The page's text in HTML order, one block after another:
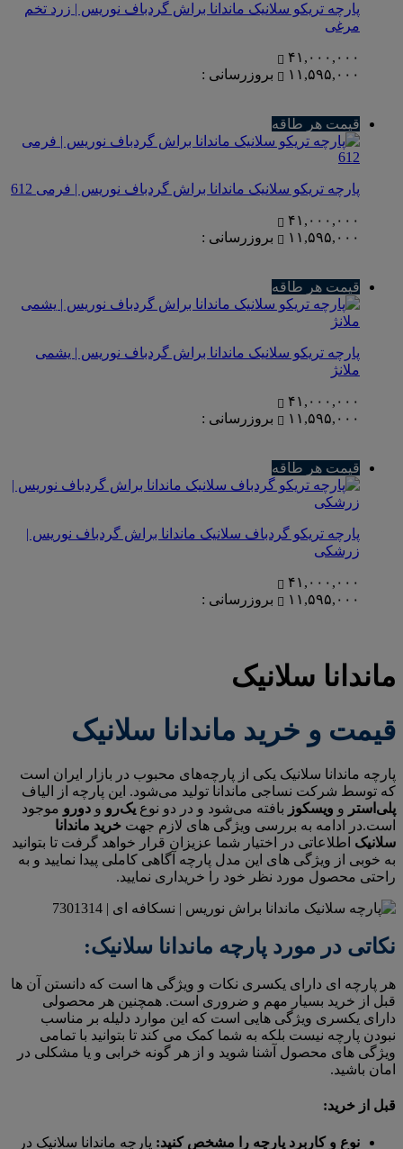
پارچه تریکو سلانیک ماندانا براش گردباف نوریس | زرد تخم
مرغی
۴۱,۰۰۰,۰۰۰
۱۱,۵۹۵,۰۰۰
بروزرسانی :
قیمت هر طاقه
پارچه تریکو سلانیک ماندانا براش گردباف نوریس | فرمی 612
۴۱,۰۰۰,۰۰۰
۱۱,۵۹۵,۰۰۰
بروزرسانی :
قیمت هر طاقه
پارچه تریکو سلانیک ماندانا براش گردباف نوریس | یشمی
ملانژ
۴۱,۰۰۰,۰۰۰
۱۱,۵۹۵,۰۰۰
بروزرسانی :
قیمت هر طاقه
پارچه تریکو گردباف سلانیک ماندانا براش گردباف نوریس |
زرشکی
۴۱,۰۰۰,۰۰۰
۱۱,۵۹۵,۰۰۰
بروزرسانی :
ماندانا سلانیک
قیمت و خرید ماندانا سلانیک
پارچه ماندانا سلانیک یکی از پارچه‌های محبوب در بازار ایران است
که توسط شرکت نساجی ماندانا تولید می‌شود. این پارچه از الیاف
پلی‌استر و ویسکوز بافته می‌شود و در دو نوع یک‌رو و دورو موجود
است.در ادامه به بررسی ویژگی های لازم جهت خرید ماندانا
سلانیک اطلاعاتی در اختیار شما عزیزان قرار خواهد گرفت تا بتوانید
به خوبی از ویژگی های این مدل پارچه آگاهی کاملی پیدا نمایید و به
راحتی محصول مورد نظر خود را خریداری نمایید.
نکاتی در مورد پارچه ماندانا سلانیک:
هر پارچه ای دارای یکسری نکات و ویژگی ها است که دانستن آن ها
قبل از خرید بسیار مهم و ضروری است. همچنین هر محصولی
دارای یکسری ویژگی هایی است که این موارد دلیله بر مناسب
نبودن پارچه نیست بلکه به شما کمک می کند تا بتوانید با تمامی
ویژگی های محصول آشنا شوید و از هر گونه خرابی و یا مشکلی در
امان باشید.
قبل از خرید:
نوع و کاربرد پارچه را مشخص کنید: پارچه ماندانا سلانیک در